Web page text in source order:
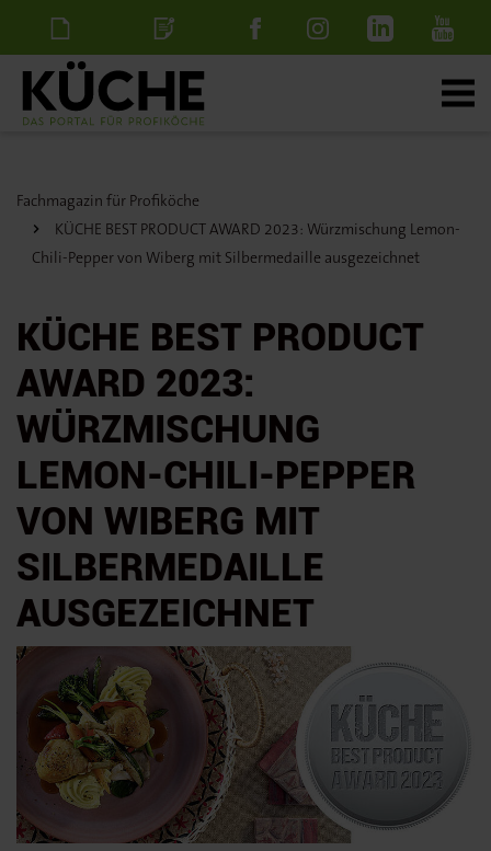
NewsletterStellenanzeige
Fachmagazin für Profiköche
KÜCHE BEST PRODUCT AWARD 2023: Würzmischung Lemon-
Chili-Pepper von Wiberg mit Silbermedaille ausgezeichnet
KÜCHE BEST PRODUCT
AWARD 2023:
WÜRZMISCHUNG
LEMON-CHILI-PEPPER
VON WIBERG MIT
SILBERMEDAILLE
AUSGEZEICHNET